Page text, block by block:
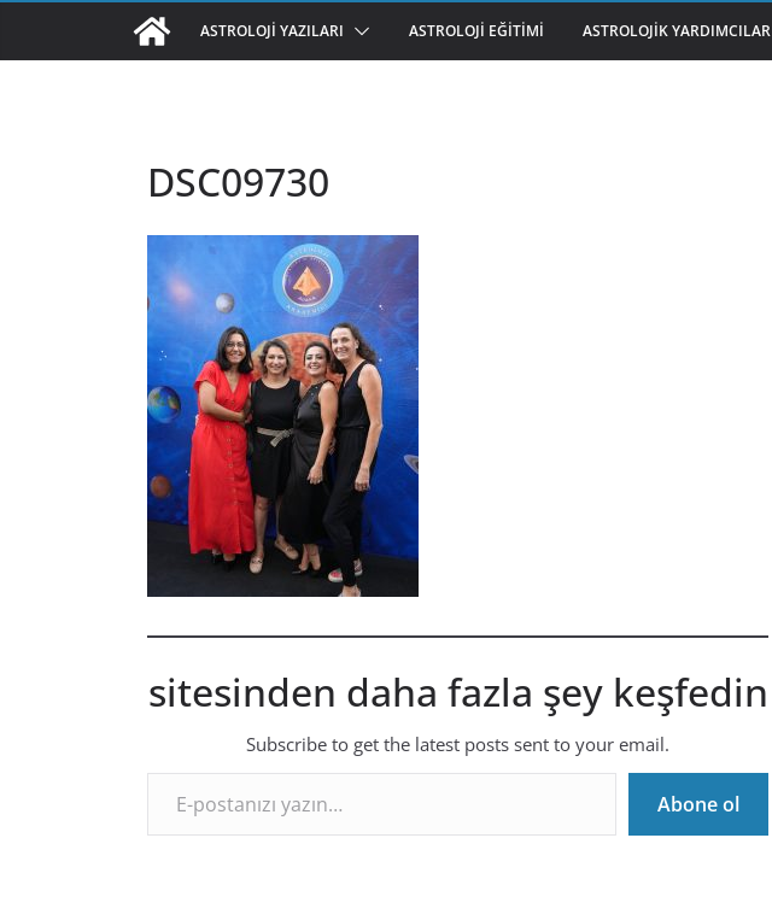
ASTROLOJI YAZILARI ASTROLOJI EĞITIMI ASTROLOJIK YARDIMCILAR
DSC09730
sitesinden daha fazla şey keşfedin
Subscribe to get the latest posts sent to your email.
E-postanızı yazın…
Abone ol